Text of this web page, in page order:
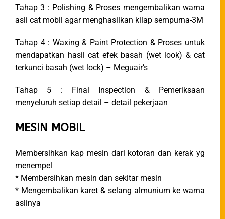
Tahap 3 : Polishing & Proses mengembalikan warna
asli cat mobil agar menghasilkan kilap sempurna-3M
Tahap 4 : Waxing & Paint Protection & Proses untuk
mendapatkan hasil cat efek basah (wet look) & cat
terkunci basah (wet lock) – Meguair’s
Tahap 5 : Final Inspection & Pemeriksaan
menyeluruh setiap detail – detail pekerjaan
MESIN MOBIL
Membersihkan kap mesin dari kotoran dan kerak yg
menempel
* Membersihkan mesin dan sekitar mesin
* Mengembalikan karet & selang almunium ke warna
aslinya